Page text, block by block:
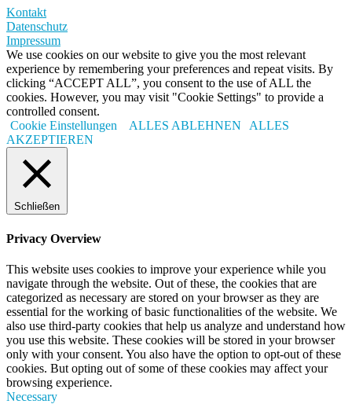
Kontakt
Datenschutz
Impressum
We use cookies on our website to give you the most relevant
experience by remembering your preferences and repeat visits. By
clicking “ACCEPT ALL”, you consent to the use of ALL the
cookies. However, you may visit "Cookie Settings" to provide a
controlled consent.
Cookie Einstellungen
ALLES ABLEHNEN
ALLES
AKZEPTIEREN
Schließen
Privacy Overview
This website uses cookies to improve your experience while you
navigate through the website. Out of these, the cookies that are
categorized as necessary are stored on your browser as they are
essential for the working of basic functionalities of the website. We
also use third-party cookies that help us analyze and understand how
you use this website. These cookies will be stored in your browser
only with your consent. You also have the option to opt-out of these
cookies. But opting out of some of these cookies may affect your
browsing experience.
Necessary